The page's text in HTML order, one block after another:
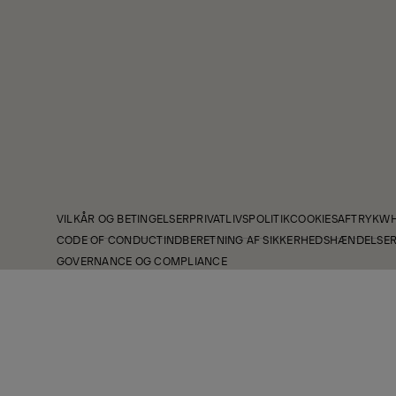
VILKÅR OG BETINGELSERPRIVATLIVSPOLITIKCOOKIESAFTRYK
CODE OF CONDUCTINDBERETNING AF
GOVERNANCE OG COMPLIANCE